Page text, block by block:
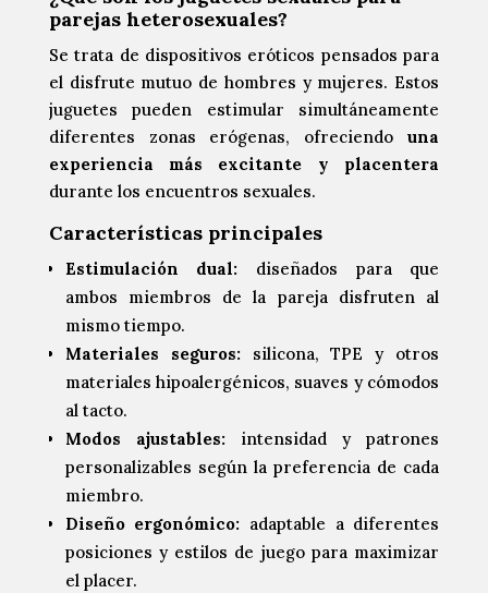
parejas heterosexuales?
Se trata de dispositivos eróticos pensados para
el disfrute mutuo de hombres y mujeres. Estos
juguetes pueden estimular simultáneamente
diferentes zonas erógenas, ofreciendouna
experiencia más excitante y placentera
durante los encuentros sexuales.
Características principales
Estimulación dual: diseñados para que
ambos miembros de la pareja disfruten al
mismo tiempo.
Materiales seguros: silicona, TPE y otros
materiales hipoalergénicos, suaves y cómodos
al tacto.
Modos ajustables: intensidad y patrones
personalizables según la preferencia de cada
miembro.
Diseño ergonómico: adaptable a diferentes
posiciones y estilos de juego para maximizar
el placer.